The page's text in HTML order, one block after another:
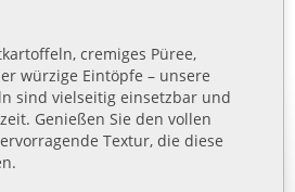
cremiges Püree,
würzige Eintöpfe – unsere
sind vielseitig einsetzbar und
Genießen Sie den vollen
Textur, die diese